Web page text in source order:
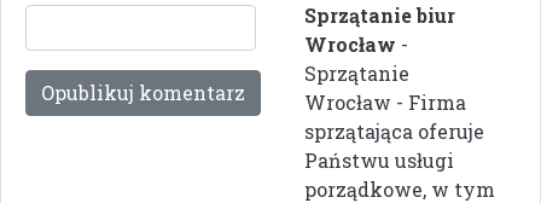
Sprzątanie biur
Wrocław -
Sprzątanie
Wrocław - Firma
sprzątająca oferuje
Państwu usługi
porządkowe, w tym